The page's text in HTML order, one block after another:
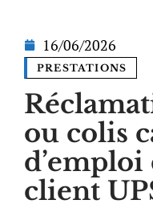
16/06/2026
PRESTATIONS
ou colis
client